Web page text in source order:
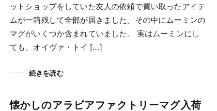
ットショップをしていた友人の依頼で買い取ったアイテ
ムが一箱残して全部が届きました。その中にムーミンの
マグがいくつか含まれていました。 実はムーミンにし
ても、オイヴァ・トイ […]
続きを読む
懐かしのアラビアファクトリーマグ入荷